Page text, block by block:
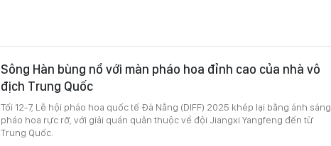
Sông Hàn bùng nổ với màn pháo hoa đỉnh cao của nhà vô
địch Trung Quốc
Tối 12-7, Lễ hội pháo hoa quốc tế Đà Nẵng (DIFF) 2025 khép lại bằng ánh sáng
pháo hoa rực rỡ, với giải quán quân thuộc về đội Jiangxi Yangfeng đến từ
Trung Quốc.